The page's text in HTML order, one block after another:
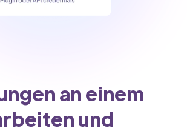
an einem
und